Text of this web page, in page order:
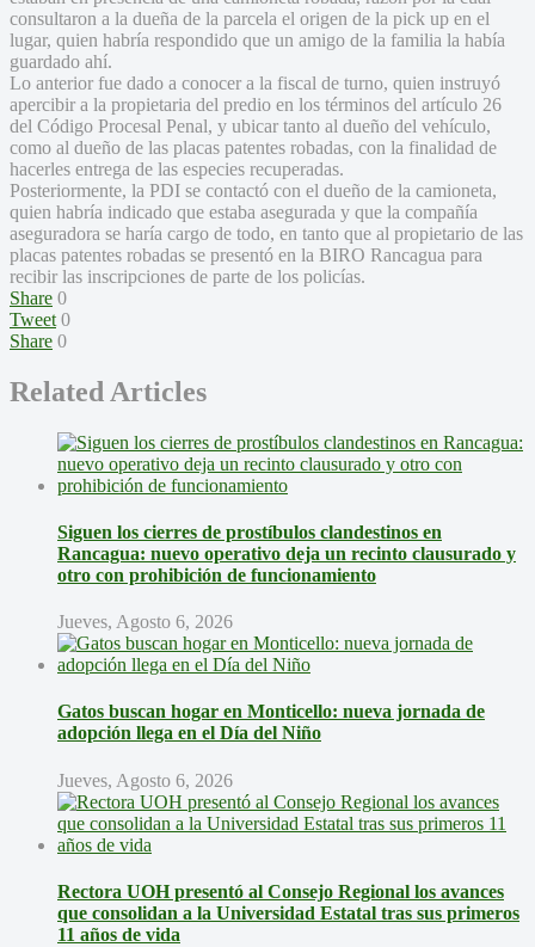
consultaron a la dueña de la parcela el origen de la pick up en el
lugar, quien habría respondido que un amigo de la familia la había
guardado ahí.
Lo anterior fue dado a conocer a la fiscal de turno, quien instruyó
apercibir a la propietaria del predio en los términos del artículo 26
del Código Procesal Penal, y ubicar tanto al dueño del vehículo,
como al dueño de las placas patentes robadas, con la finalidad de
hacerles entrega de las especies recuperadas.
Posteriormente, la PDI se contactó con el dueño de la camioneta,
quien habría indicado que estaba asegurada y que la compañía
aseguradora se haría cargo de todo, en tanto que al propietario de las
placas patentes robadas se presentó en la BIRO Rancagua para
recibir las inscripciones de parte de los policías.
Share 0
Tweet 0
Share 0
Related Articles
Siguen los cierres de prostíbulos clandestinos en
Rancagua: nuevo operativo deja un recinto clausurado y
otro con prohibición de funcionamiento
Jueves, Agosto 6, 2026
Gatos buscan hogar en Monticello: nueva jornada de
adopción llega en el Día del Niño
Jueves, Agosto 6, 2026
Rectora UOH presentó al Consejo Regional los avances
que consolidan a la Universidad Estatal tras sus primeros
11 años de vida